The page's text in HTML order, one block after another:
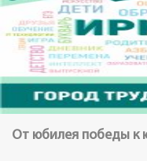
От юбилея победы к